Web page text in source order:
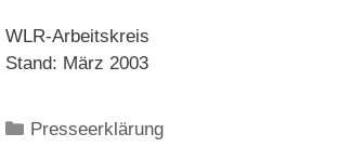
WLR-Arbeitskreis
Stand: März 2003
Kategorien
Presseerklärung